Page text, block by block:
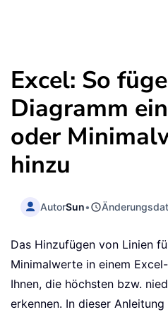
Excel: So
Diagramm
oder
hinzu
AutorSun•
Das Hinzufügen von Linien
Minimalwerte in einem
Ihnen, die höchsten bzw.
erkennen. In dieser